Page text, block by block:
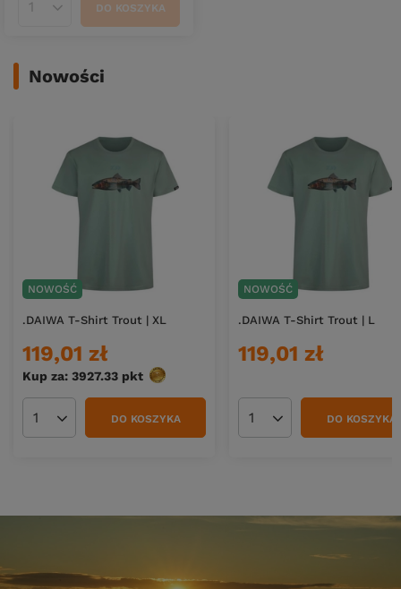
Ilość produktówDO KOSZYKA
Nowości
NOWOŚĆ
.DAIWA T-Shirt Trout | XL
119,01 zł
Kup za: 3927.33 pkt punktów
Ilość produktówDO KOSZYKA
NOWOŚĆ
.DAIWA T-Shirt Trout | L
119,01 zł
Ilość produktówDO KOSZYKA